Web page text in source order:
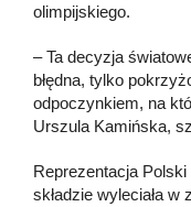
olimpijskiego.
– Ta decyzja
błędna, tylko
odpoczynkiem, na
Urszula Kamińska,
Reprezentacja
składzie wyleciała w